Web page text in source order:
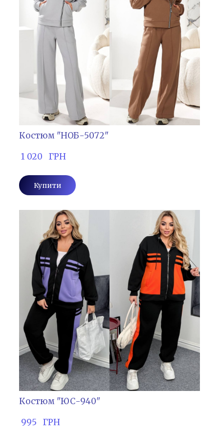
Костюм "НОБ-5072"
1 020   ГРН
Купити
Костюм "ЮС-940"
995   ГРН